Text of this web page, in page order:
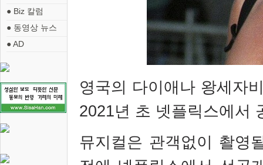
● Biz 칼럼
● 동영상 뉴스
● AD
영국의 다이애나 왕세자
2021년 초 넷플릭스에서
뮤지컬은 관객없이 촬영